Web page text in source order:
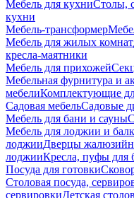
Мебель для кухниСтолы,
кухни
Мебель-трансформер
Мебель для жилых комнат
кресла-маятники
Мебель для прихожей
Мебельная фурнитура и
мебелиКомплектующие
Садовая мебельСадовые
Мебель для бани и сауны
Мебель для лоджии и
лоджииДверцы
лоджииКресла, пуфы для
Посуда для готовки
Столовая посуда,
сервировкиДетская